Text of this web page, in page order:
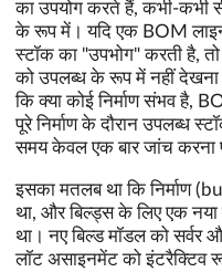
का उपयोग करते हैं, कभी-कभी
के रूप में। यदि एक BOM
स्टॉक का "उपभोग" करती है,
को उपलब्ध के रूप में नहीं देखना
कि क्या कोई निर्माण संभव है,
पूरे निर्माण के दौरान उपलब्ध
समय केवल एक बार जांच करना
इसका मतलब था कि निर्माण
था, और बिल्ड्स के लिए एक नया
था। नए बिल्ड मॉडल को सर्वर
लॉट असाइनमेंट को इंटरैक्टिव